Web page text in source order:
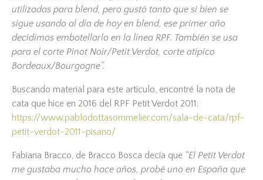
utilizadas para blend, pero gustó tanto que si bien se
sigue usando al día de hoy en blend, ese primer año
decidimos embotellarlo en la línea RPF. También se usa
para el corte Pinot Noir/Petit Verdot, corte atípico
Bordeaux/Bourgogne”.
Buscando material para este artículo, encontré la nota de
cata que hice en 2016 del RPF Petit Verdot 2011:
https://www.pablodottasommelier.com/sala-de-cata/rpf-
petit-verdot-2011-pisano/
Fabiana Bracco, de Bracco Bosca decía que “El Petit Verdot
me gustaba mucho hace años, probé uno en España que